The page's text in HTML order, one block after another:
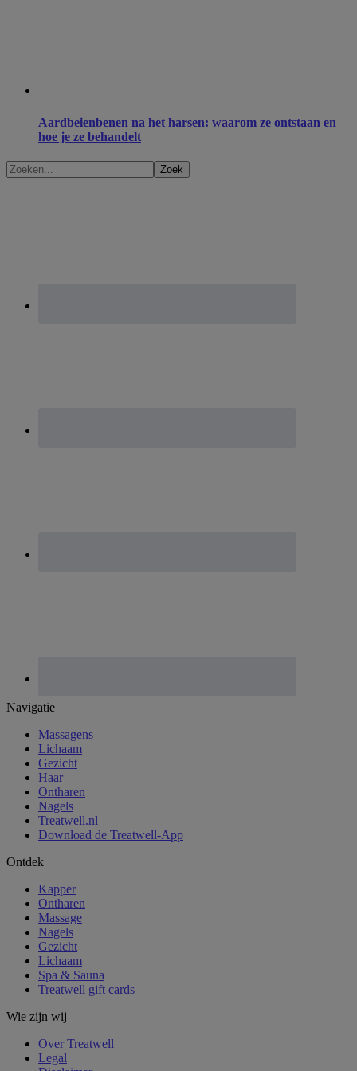
Aardbeienbenen na het harsen: waarom ze ontstaan en
hoe je ze behandelt
Zoeken...
Footer
Navigatie
Massagens
Lichaam
Gezicht
Haar
Ontharen
Nagels
Treatwell.nl
Download de Treatwell-App
Ontdek
Kapper
Ontharen
Massage
Nagels
Gezicht
Lichaam
Spa & Sauna
Treatwell gift cards
Wie zijn wij
Over Treatwell
Legal